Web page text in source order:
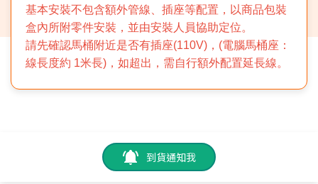
基本安裝不包含額外管線、插座等配置，以商品包裝
盒內所附零件安裝，並由安裝人員協助定位。
請先確認馬桶附近是否有插座(110V)，(電腦馬桶座：
線長度約 1米長)，如超出，需自行額外配置延長線。
到貨通知我